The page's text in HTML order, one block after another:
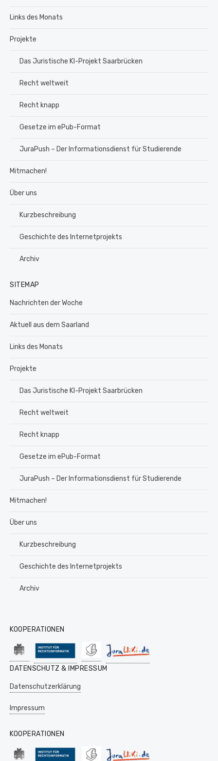
Links des Monats
Projekte
Das Juristische KI-Projekt Saarbrücken
Recht weltweit
Recht knapp
Gesetze im ePub-Format
JuraPush – Der Informationsdienst für Studierende
Mitmachen!
Über uns
Kurzbeschreibung
Geschichte des Internetprojekts
Archiv
SITEMAP
Nachrichten der Woche
Aktuell aus dem Saarland
Links des Monats
Projekte
Das Juristische KI-Projekt Saarbrücken
Recht weltweit
Recht knapp
Gesetze im ePub-Format
JuraPush – Der Informationsdienst für Studierende
Mitmachen!
Über uns
Kurzbeschreibung
Geschichte des Internetprojekts
Archiv
KOOPERATIONEN
DATENSCHUTZ & IMPRESSUM
Datenschutzerklärung
Impressum
KOOPERATIONEN